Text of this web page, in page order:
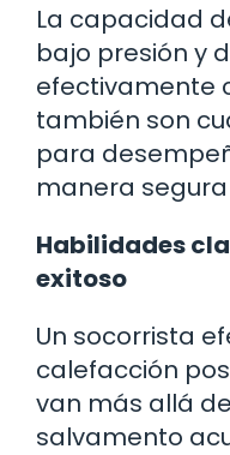
La capacidad
bajo presión y
efectivamente
también son
para
manera
Habilidades
exitoso
Un socorrista
calefacción
van más allá
salvamento